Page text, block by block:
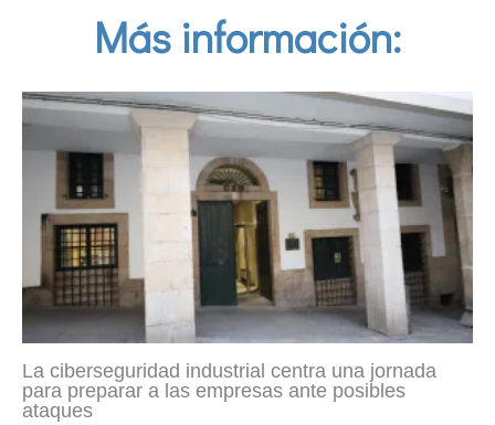
Más información:
La ciberseguridad industrial centra una jornada
para preparar a las empresas ante posibles
ataques